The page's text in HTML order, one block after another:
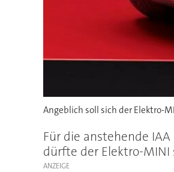
Angeblich soll sich der Elektro-
Für die anstehende
dürfte der Elektro-MINI
ANZEIGE